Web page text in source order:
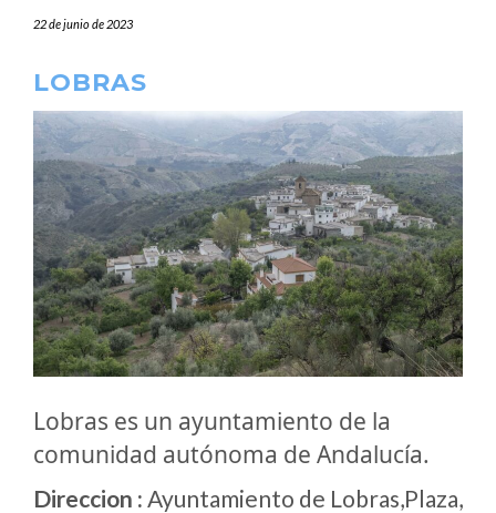
22 de junio de 2023
LOBRAS
Lobras es un ayuntamiento de la
comunidad autónoma de Andalucía.
Direccion : Ayuntamiento de Lobras,Plaza,